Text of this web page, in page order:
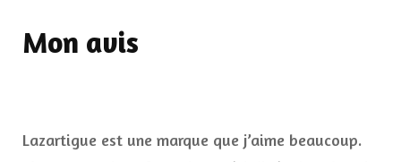
Mon avis
Lazartigue est une marque que j’aime beaucoup.